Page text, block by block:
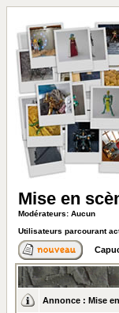
Mise en
Modérateurs: Aucun
Utilisateurs parcourant
Annonce : Mise